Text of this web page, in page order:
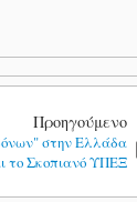
Προηγούμενο
στην Ελλάδα
το Σκοπιανό ΥΠΕΞ